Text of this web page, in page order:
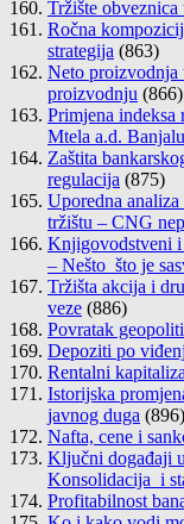
Tržište
Ročna
strategija (863)
Neto proizvodnja
proizvodnju (866)
Primjena indeksa
Mtela a.d.
Zaštita
regulacija (875)
Uporedna
tržištu – CNG
Knjigovodstveni i
– Nešto što je
Tržišta akcija i
veze (886)
Povratak
Depoziti po
Rentalni
Istorijska
javnog duga (896)
Nafta, cene i
Ključni događaji
Konsolidacija i
Profitabilnost